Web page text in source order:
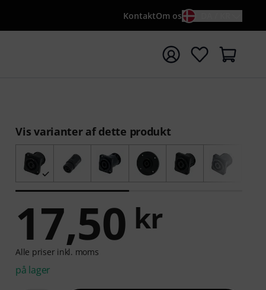
KontaktOm os
med søgeord {searchTerm}
Vis varianter af dette produkt
17,50 kr
Alle priser inkl. moms
på lager